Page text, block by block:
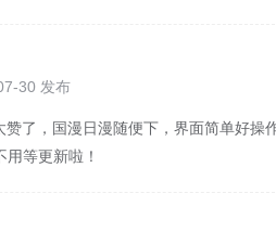
30 发布
赞了，国漫日漫随便下，界面简单好
等更新啦！